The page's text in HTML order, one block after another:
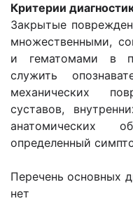
Критерии
Закрытые
множественными,
и гематомами в
служить
механических
суставов,
анатомических
определенный
Перечень основных
нет